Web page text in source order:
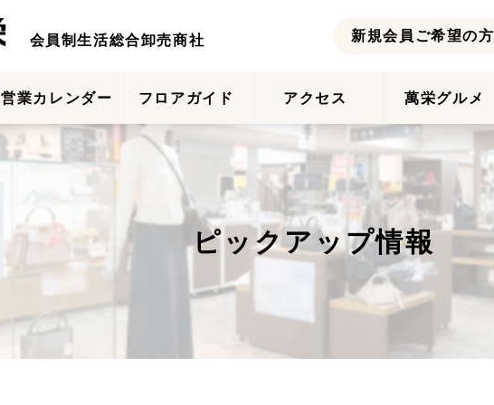
会員制生活総合卸売商社 新規会員ご希望の方
営業カレンダー フロアガイド アクセス 萬栄グルメ
ピックアップ情報